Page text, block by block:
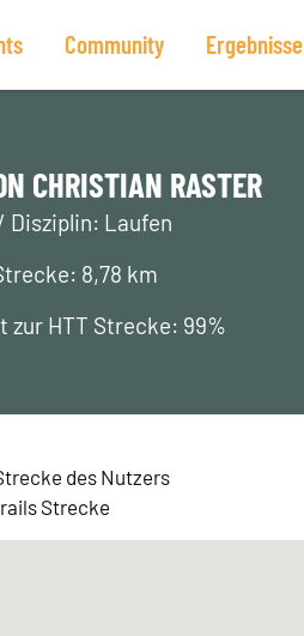
Community Ergebnisse
CHRISTIAN RASTER
Disziplin: Laufen
8,78 km
HTT Strecke: 99%
des Nutzers
Strecke